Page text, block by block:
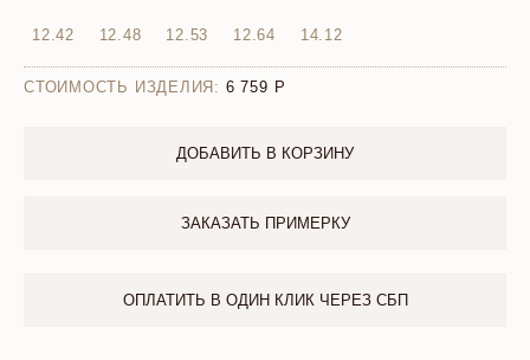
12.42 12.48 12.53 12.64 14.12
СТОИМОСТЬ ИЗДЕЛИЯ: 6 759
ДОБАВИТЬ В КОРЗИНУ
ЗАКАЗАТЬ ПРИМЕРКУ
ОПЛАТИТЬ В ОДИН КЛИК ЧЕРЕЗ СБП